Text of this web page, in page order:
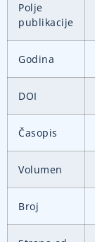
Polje
publikacije
Godina
DOI
Časopis
Volumen
Broj